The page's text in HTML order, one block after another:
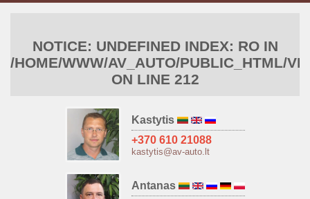
NOTICE: UNDEFINED INDEX: RO IN
/HOME/WWW/AV_AUTO/PUBLIC_HTML/
ON LINE 212
Kastytis
+370 610 21088
kastytis@av-auto.lt
Antanas